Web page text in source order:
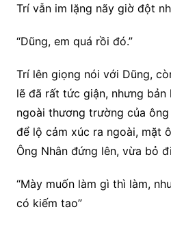
Trí vẫn im lặng nãy giờ đột
“Dũng, em quá rồi đó.”
Trí lên giọng nói với Dũng,
lẽ đã rất tức giận, nhưng bản
ngoài thương trường của
để lộ cảm xúc ra ngoài, mặt
Ông Nhân đứng lên, vừa bỏ
“Mày muốn làm gì thì làm,
có kiếm tao”